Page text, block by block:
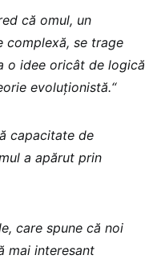
că omul, un
complexă, se trage
o idee oricât de logică
evoluționistă.“
capacitate de
a apărut prin
care spune că noi
mai interesant